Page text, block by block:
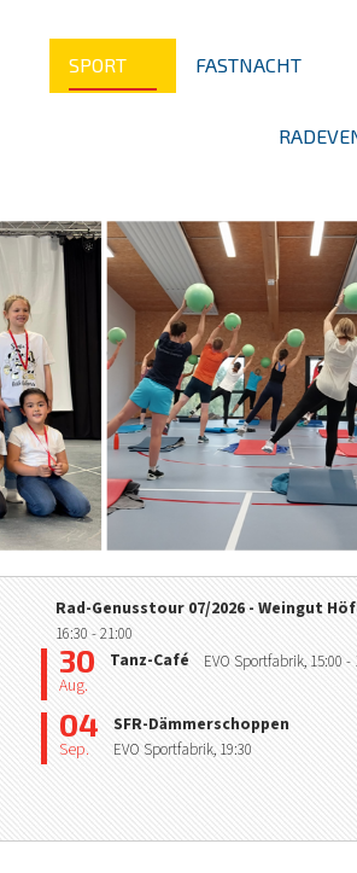
SPORT FASTNACHT
Rad-Genusstour 07/2026 - Weingut
16:30 - 21:00
30
Aug.
Tanz-Café EVO Sportfabrik, 15:00 -
04
Sep.
SFR-Dämmerschoppen
EVO Sportfabrik, 19:30